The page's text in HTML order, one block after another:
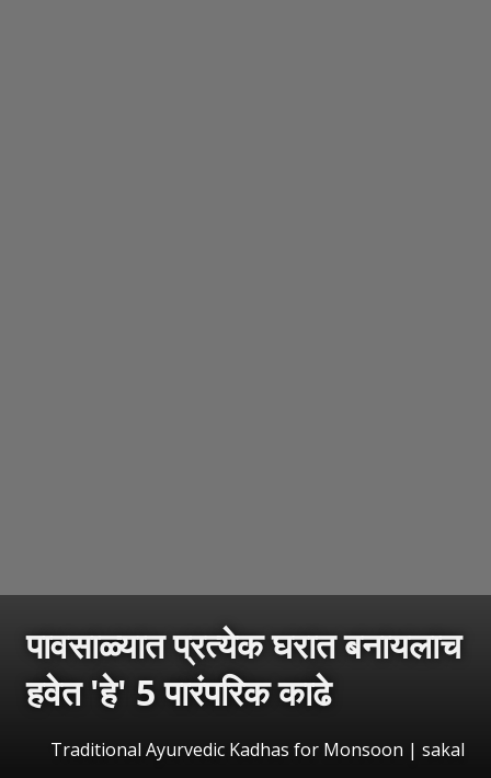
पावसाळ्यात प्रत्येक घरात बनायलाच
हवेत 'हे' 5 पारंपरिक काढे
Traditional Ayurvedic Kadhas for Monsoon | sakal